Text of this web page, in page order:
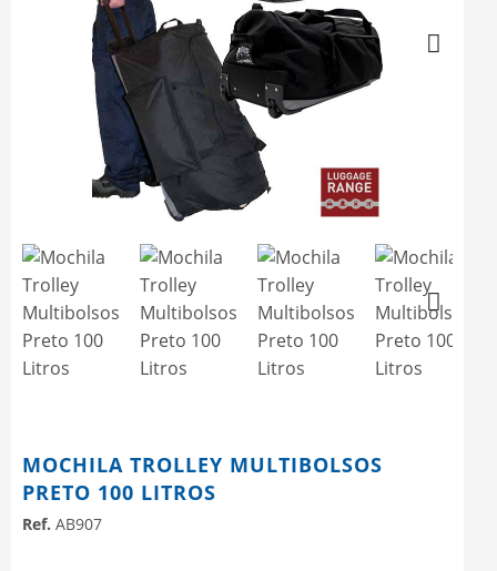
Next
MOCHILA TROLLEY MULTIBOLSOS
PRETO 100 LITROS
Ref. AB907